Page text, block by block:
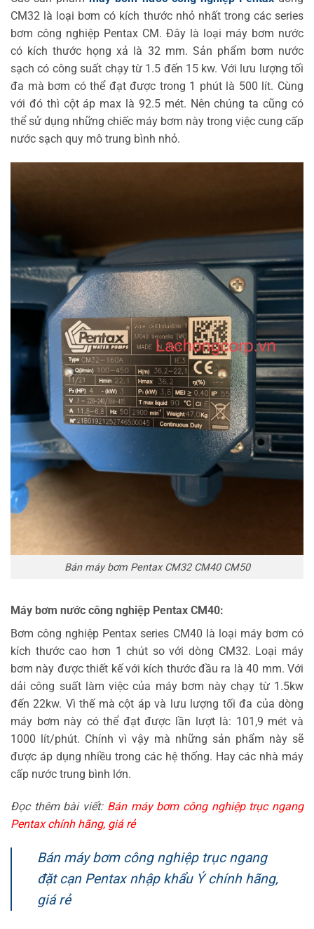
CM32 là loại bơm có kích thước nhỏ nhất trong các series
bơm công nghiệp Pentax CM. Đây là loại máy bơm nước
có kích thước họng xả là 32 mm. Sản phẩm bơm nước
sạch có công suất chạy từ 1.5 đến 15 kw. Với lưu lượng tối
đa mà bơm có thể đạt được trong 1 phút là 500 lít. Cùng
với đó thì cột áp max là 92.5 mét. Nên chúng ta cũng có
thể sử dụng những chiếc máy bơm này trong việc cung cấp
nước sạch quy mô trung bình nhỏ.
Bán máy bơm Pentax CM32 CM40 CM50
Máy bơm nước công nghiệp Pentax CM40:
Bơm công nghiệp Pentax series CM40 là loại máy bơm có
kích thước cao hơn 1 chút so với dòng CM32. Loại máy
bơm này được thiết kế với kích thước đầu ra là 40 mm. Với
dải công suất làm việc của máy bơm này chạy từ 1.5kw
đến 22kw. Vì thế mà cột áp và lưu lượng tối đa của dòng
máy bơm này có thể đạt được lần lượt là: 101,9 mét và
1000 lít/phút. Chính vì vậy mà những sản phẩm này sẽ
được áp dụng nhiều trong các hệ thống. Hay các nhà máy
cấp nước trung bình lớn.
Đọc thêm bài viết: Bán máy bơm công nghiệp trục ngang
Pentax chính hãng, giá rẻ
Bán máy bơm công nghiệp trục ngang
đặt cạn Pentax nhập khẩu Ý chính hãng,
giá rẻ